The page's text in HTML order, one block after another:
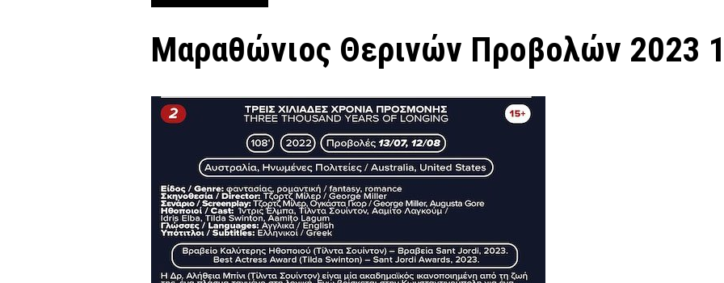
Μαραθώνιος Θερινών Προβολών 2023